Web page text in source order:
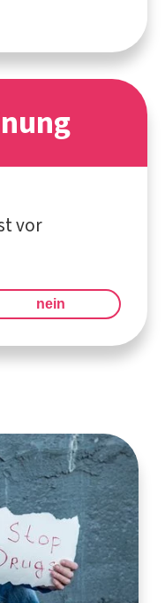
vor
nein